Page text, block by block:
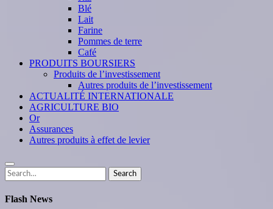
Blé
Lait
Farine
Pommes de terre
Café
PRODUITS BOURSIERS
Produits de l’investissement
Autres produits de l’investissement
ACTUALITÉ INTERNATIONALE
AGRICULTURE BIO
Or
Assurances
Autres produits à effet de levier
Search
for:
Search
Flash News